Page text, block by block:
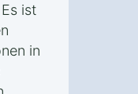
ist
in